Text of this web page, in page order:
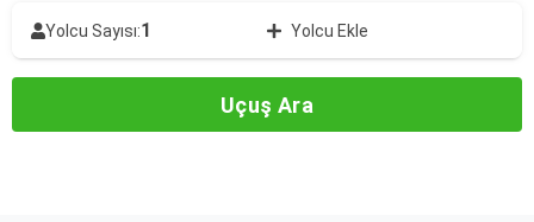
Yolcu Sayısı:1 Yolcu Ekle
Uçuş Ara